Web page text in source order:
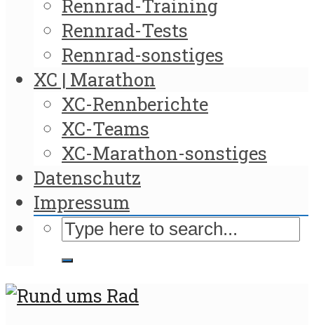
Rennrad-Training
Rennrad-Tests
Rennrad-sonstiges
XC | Marathon
XC-Rennberichte
XC-Teams
XC-Marathon-sonstiges
Datenschutz
Impressum